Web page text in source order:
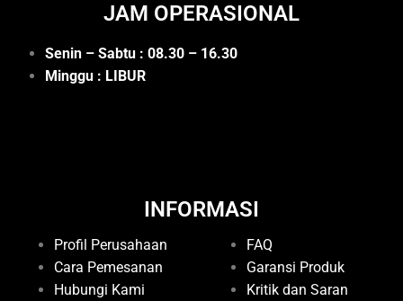
JAM OPERASIONAL
Senin – Sabtu : 08.30 – 16.30
Minggu : LIBUR
INFORMASI
Profil Perusahaan
Cara Pemesanan
Hubungi Kami
FAQ
Garansi Produk
Kritik dan Saran